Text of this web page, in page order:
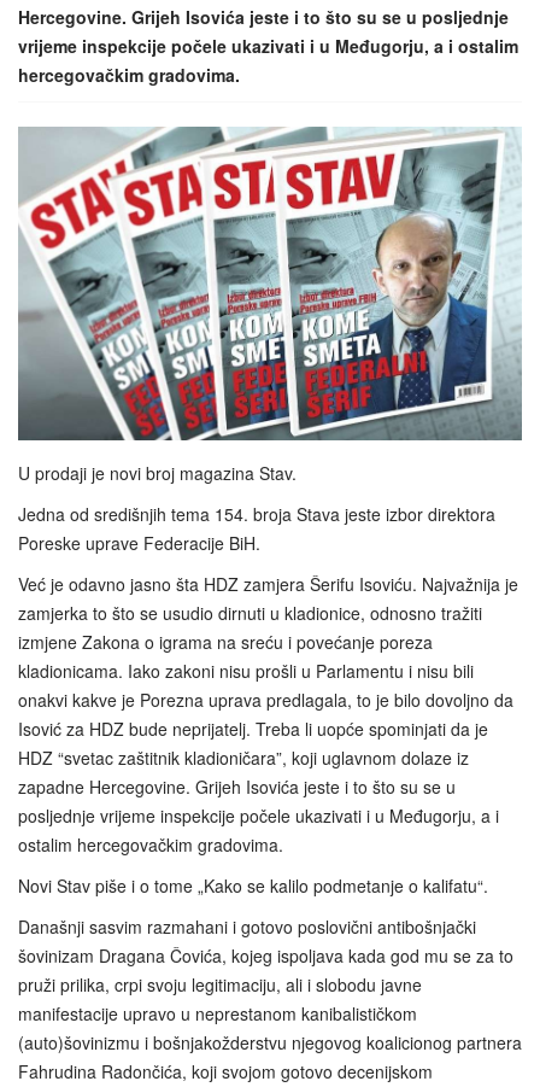
Hercegovine. Grijeh Isovića jeste i to što su se u posljednje
vrijeme inspekcije počele ukazivati i u Međugorju, a i ostalim
hercegovačkim gradovima.
U prodaji je novi broj magazina Stav.
Jedna od središnjih tema 154. broja Stava jeste izbor direktora
Poreske uprave Federacije BiH.
Već je odavno jasno šta HDZ zamjera Šerifu Isoviću. Najvažnija je
zamjerka to što se usudio dirnuti u kladionice, odnosno tražiti
izmjene Zakona o igrama na sreću i povećanje poreza
kladionicama. Iako zakoni nisu prošli u Parlamentu i nisu bili
onakvi kakve je Porezna uprava predlagala, to je bilo dovoljno da
Isović za HDZ bude neprijatelj. Treba li uopće spominjati da je
HDZ “svetac zaštitnik kladioničara”, koji uglavnom dolaze iz
zapadne Hercegovine. Grijeh Isovića jeste i to što su se u
posljednje vrijeme inspekcije počele ukazivati i u Međugorju, a i
ostalim hercegovačkim gradovima.
Novi Stav piše i o tome „Kako se kalilo podmetanje o kalifatu“.
Današnji sasvim razmahani i gotovo poslovični antibošnjački
šovinizam Dragana Čovića, kojeg ispoljava kada god mu se za to
pruži prilika, crpi svoju legitimaciju, ali i slobodu javne
manifestacije upravo u neprestanom kanibalističkom
(auto)šovinizmu i bošnjakožderstvu njegovog koalicionog partnera
Fahrudina Radončića, koji svojom gotovo decenijskom